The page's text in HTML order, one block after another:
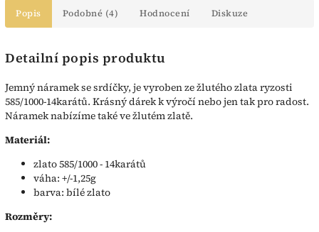
Popis Podobné (4) Hodnocení Diskuze
Detailní popis produktu
Jemný náramek se srdíčky, je vyroben ze žlutého zlata ryzosti
585/1000-14karátů. Krásný dárek k výročí nebo jen tak pro radost.
Náramek nabízíme také ve žlutém zlatě.
Materiál:
zlato 585/1000 - 14karátů
váha: +/-1,25g
barva: bílé zlato
Rozměry: